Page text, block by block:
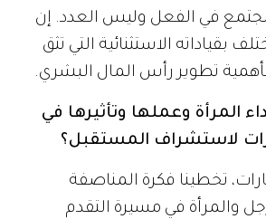
في الفعل وليس العدد. إن
بقياداته الاستثنائية التي تثق
تطوير رأس المال البشري.
المرأة وعملها وتأثيرها في
لاستشراف المستقبل؟
تخطينا فكرة المناصفة
والمرأة في مسيرة التقدم